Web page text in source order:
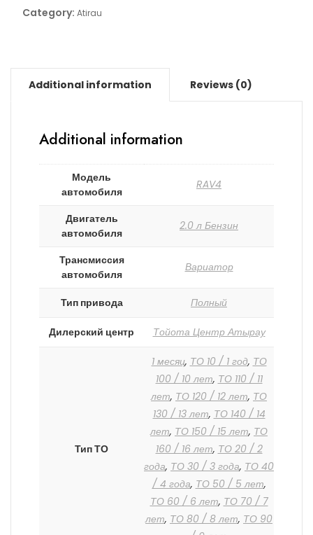
Category: Atirau
Additional information Reviews (0)
Additional information
Модель
автомобиля
RAV4
Двигатель
автомобиля
2.0 л Бензин
Трансмиссия
автомобиля
Вариатор
Тип привода Полный
Дилерский центр Тойота Центр Атырау
Тип ТО
1 месяц, ТО 10 / 1 год, ТО
100 / 10 лет, ТО 110 / 11
лет, ТО 120 / 12 лет, ТО
130 / 13 лет, ТО 140 / 14
лет, ТО 150 / 15 лет, ТО
160 / 16 лет, ТО 20 / 2
года, ТО 30 / 3 года, ТО 40
/ 4 года, ТО 50 / 5 лет,
ТО 60 / 6 лет, ТО 70 / 7
лет, ТО 80 / 8 лет, ТО 90